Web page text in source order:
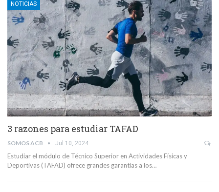
NOTICIAS
3 razones para estudiar TAFAD
SOMOS ACB Jul 10, 2024
Estudiar el módulo de Técnico Superior en Actividades Físicas y
Deportivas (TAFAD) ofrece grandes garantías a los…